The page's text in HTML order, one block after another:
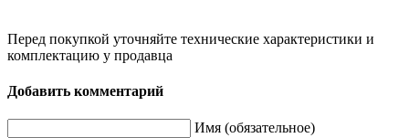
Перед покупкой уточняйте технические характеристики и
комплектацию у продавца
Добавить комментарий
Имя (обязательное)